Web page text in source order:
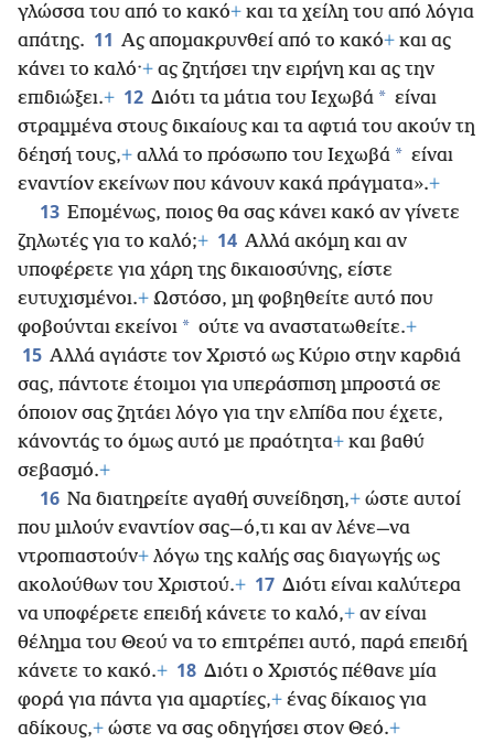
γλώσσα του από το κακό+ και τα χείλη του από λόγια
απάτης. 11 Ας απομακρυνθεί από το κακό+ και ας
κάνει το καλό·+ ας ζητήσει την ειρήνη και ας την
επιδιώξει.+ 12 Διότι τα μάτια του Ιεχωβά * είναι
στραμμένα στους δικαίους και τα αφτιά του ακούν τη
δέησή τους,+ αλλά το πρόσωπο του Ιεχωβά * είναι
εναντίον εκείνων που κάνουν κακά πράγματα».+
13 Επομένως, ποιος θα σας κάνει κακό αν γίνετε
ζηλωτές για το καλό;+ 14 Αλλά ακόμη και αν
υποφέρετε για χάρη της δικαιοσύνης, είστε
ευτυχισμένοι.+ Ωστόσο, μη φοβηθείτε αυτό που
φοβούνται εκείνοι * ούτε να αναστατωθείτε.+
15 Αλλά αγιάστε τον Χριστό ως Κύριο στην καρδιά
σας, πάντοτε έτοιμοι για υπεράσπιση μπροστά σε
όποιον σας ζητάει λόγο για την ελπίδα που έχετε,
κάνοντάς το όμως αυτό με πραότητα+ και βαθύ
σεβασμό.+
16 Να διατηρείτε αγαθή συνείδηση,+ ώστε αυτοί
που μιλούν εναντίον σας—ό,τι και αν λένε—να
ντροπιαστούν+ λόγω της καλής σας διαγωγής ως
ακολούθων του Χριστού.+ 17 Διότι είναι καλύτερα
να υποφέρετε επειδή κάνετε το καλό,+ αν είναι
θέλημα του Θεού να το επιτρέπει αυτό, παρά επειδή
κάνετε το κακό.+ 18 Διότι ο Χριστός πέθανε μία
φορά για πάντα για αμαρτίες,+ ένας δίκαιος για
αδίκους,+ ώστε να σας οδηγήσει στον Θεό.+